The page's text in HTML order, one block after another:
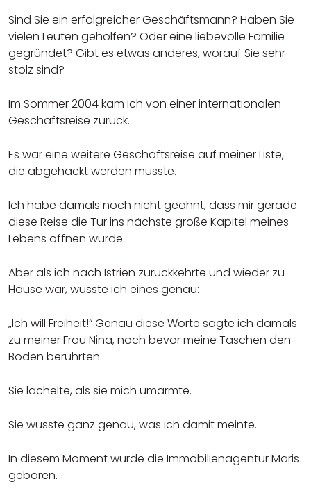
Sind Sie ein erfolgreicher Geschäftsmann? Haben Sie
vielen Leuten geholfen? Oder eine liebevolle Familie
gegründet? Gibt es etwas anderes, worauf Sie sehr
stolz sind?
Im Sommer 2004 kam ich von einer internationalen
Geschäftsreise zurück.
Es war eine weitere Geschäftsreise auf meiner Liste,
die abgehackt werden musste.
Ich habe damals noch nicht geahnt, dass mir gerade
diese Reise die Tür ins nächste große Kapitel meines
Lebens öffnen würde.
Aber als ich nach Istrien zurückkehrte und wieder zu
Hause war, wusste ich eines genau:
„Ich will Freiheit!“ Genau diese Worte sagte ich damals
zu meiner Frau Nina, noch bevor meine Taschen den
Boden berührten.
Sie lächelte, als sie mich umarmte.
Sie wusste ganz genau, was ich damit meinte.
In diesem Moment wurde die Immobilienagentur Maris
geboren.